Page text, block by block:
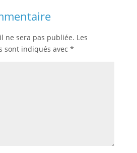
ne sera pas publiée. Les
sont indiqués avec *